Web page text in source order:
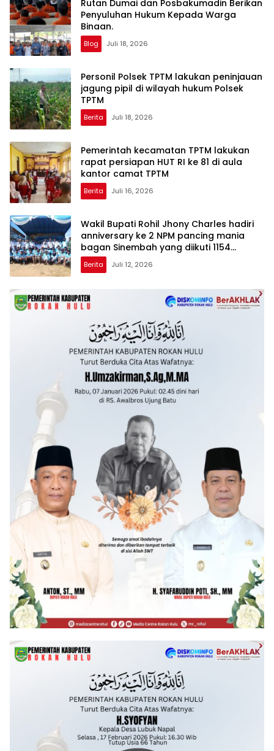
Rutan Dumai dan Posbakumadin Berikan
Penyuluhan Hukum Kepada Warga
Binaan.
Blog Juli 18, 2026
Personil Polsek TPTM lakukan peninjauan
jagung pipil di wilayah hukum Polsek
TPTM
Berita Juli 18, 2026
Pemerintah kecamatan TPTM lakukan
rapat persiapan HUT RI ke 81 di aula
kantor camat TPTM
Berita Juli 16, 2026
Wakil Bupati Rohil Jhony Charles hadiri
anniversary ke 2 NPM pancing mania
bagan Sinembah yang diikuti 1154
peserta dari berbagai wilayah di pulau
sumatera
Berita Juli 12, 2026